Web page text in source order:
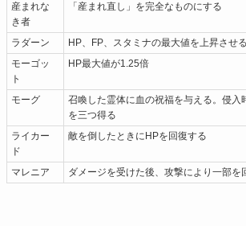
産まれな
き者
「産まれ直し」を完全なものにする
ラダーン
HP、FP、スタミナの最大値を上昇させる
モーゴッ
ト
HP最大値が1.25倍
モーグ
召喚した霊体に血の祝福を与える。侵入
を三つ得る
ライカー
ド
敵を倒したときにHPを回復する
マレニア ダメージを受けた後、攻撃により一部を